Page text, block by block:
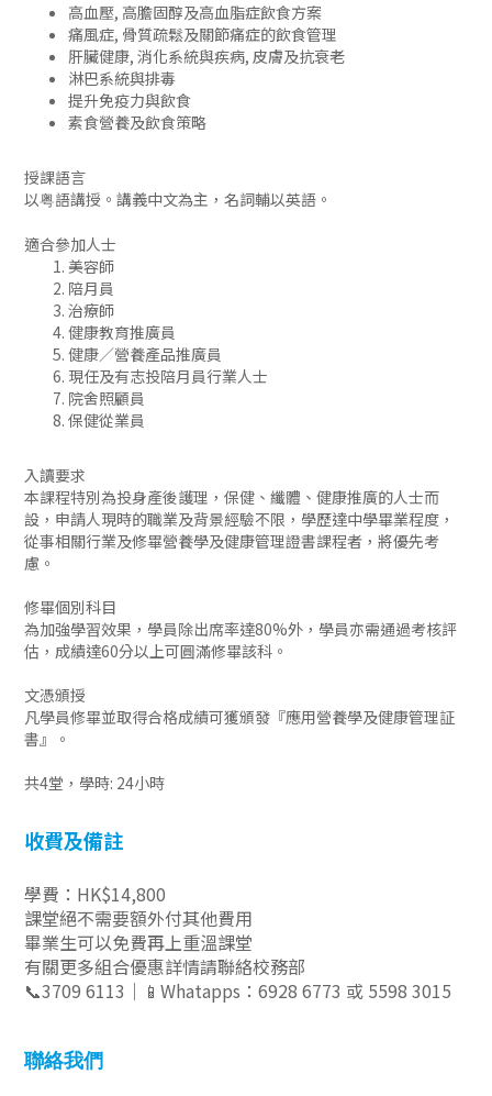
高血壓, 高膽固醇及高血脂症飲食方案
痛風症, 骨質疏鬆及關節痛症的飲食管理
肝臟健康, 消化系統與疾病, 皮膚及抗衰老
淋巴系統與排毒
提升免疫力與飲食
素食營養及飲食策略
授課語言
以粤語講授。講義中文為主，名詞輔以英語。
適合參加人士
美容師
陪月員
治療師
健康教育推廣員
健康／營養產品推廣員
現任及有志投陪月員行業人士
院舍照顧員
保健從業員
入讀要求
本課程特別為投身產後護理，保健、纖體、健康推廣的人士而
設，申請人現時的職業及背景經驗不限，學歷達中學畢業程度，
從事相關行業及修畢營養學及健康管理證書課程者，將優先考
慮。
修畢個別科目
為加強學習效果，學員除出席率達80%外，學員亦需通過考核評
估，成績達60分以上可圓滿修畢該科。
文憑頒授
凡學員修畢並取得合格成績可獲頒發『應用營養學及健康管理証
書』。
共4堂，學時: 24小時
收費及備註
學費：HK$14,800
課堂絕不需要額外付其他費用
畢業生可以免費再上重溫課堂
有關更多組合優惠詳情請聯絡校務部
📞3709 6113｜📱Whatapps： 6928 6773 或 5598 3015
聯絡我們